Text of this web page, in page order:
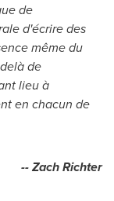
de
d'écrire des
même du
de
lieu à
en chacun de
-- Zach Richter